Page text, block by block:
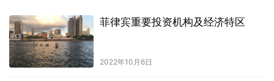
菲律宾重要投资机构及经济特区
2022年10月6日